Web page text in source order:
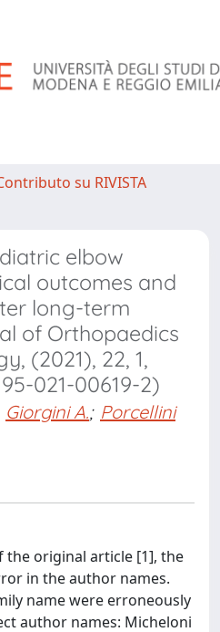
su RIVISTA
elbow
outcomes and
long-term
of Orthopaedics
(2021), 22, 1,
021-00619-2)
Giorgini A.; Porcellini
the original article [1], the
in the author names.
name were erroneously
author names: Micheloni